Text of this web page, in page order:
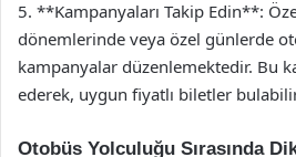
5. **Kampanyaları Takip Edin**:
dönemlerinde veya özel günlerde
kampanyalar düzenlemektedir. Bu
ederek, uygun fiyatlı biletler
Otobüs Yolculuğu Sırasında